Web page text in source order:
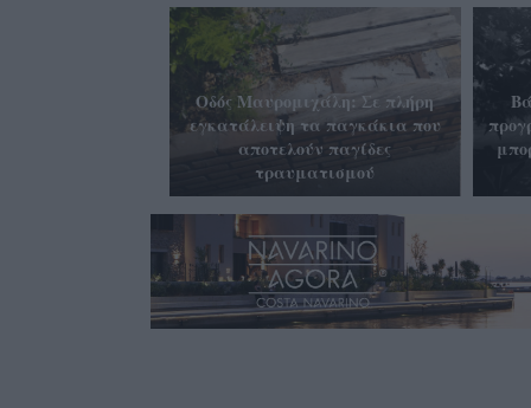
Οδός Μαυρομιχάλη: Σε πλήρη
εγκατάλειψη τα παγκάκια που
αποτελούν παγίδες
τραυματισμού